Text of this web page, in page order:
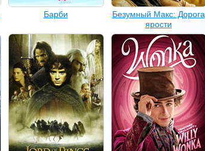
Барби
Безумный Макс: Дорога
ярости